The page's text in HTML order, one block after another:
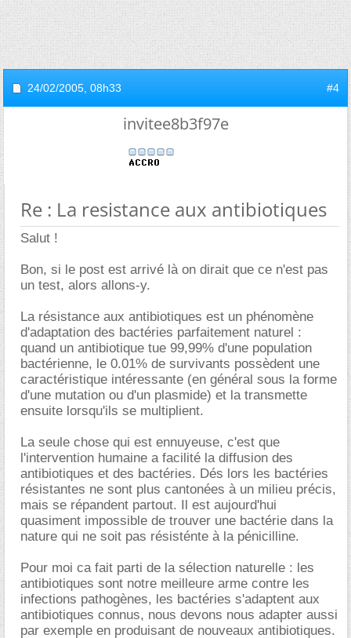
24/02/2005, 08h33 #4
invitee8b3f97e
Re : La resistance aux antibiotiques
Salut !
Bon, si le post est arrivé là on dirait que ce n'est pas
un test, alors allons-y.
La résistance aux antibiotiques est un phénomène
d'adaptation des bactéries parfaitement naturel :
quand un antibiotique tue 99,99% d'une population
bactérienne, le 0.01% de survivants possèdent une
caractéristique intéressante (en général sous la forme
d'une mutation ou d'un plasmide) et la transmette
ensuite lorsqu'ils se multiplient.
La seule chose qui est ennuyeuse, c'est que
l'intervention humaine a facilité la diffusion des
antibiotiques et des bactéries. Dés lors les bactéries
résistantes ne sont plus cantonées à un milieu précis,
mais se répandent partout. Il est aujourd'hui
quasiment impossible de trouver une bactérie dans la
nature qui ne soit pas résisténte à la pénicilline.
Pour moi ca fait parti de la sélection naturelle : les
antibiotiques sont notre meilleure arme contre les
infections pathogènes, les bactéries s'adaptent aux
antibiotiques connus, nous devons nous adapter aussi
par exemple en produisant de nouveaux antibiotiques.